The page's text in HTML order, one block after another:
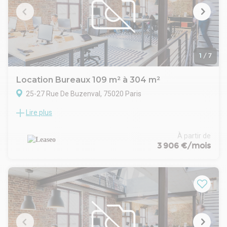
d'informations et une visite rapide !
1 / 7
Location Bureaux 109 m² à 304 m²
25-27 Rue De Buzenval, 75020 Paris
LEASEO vous propose à la location des bureaux traversants,
pas de la place de la Nation. Répartis sur deux niveaux, ces
espaces fonctionnels et facilement modulables offrent un
- Taxe foncière : 26.31 € /m²/an
.- Surface aménager en plusieurs bureaux sur 2 niveaux
(RDC + R+1)
- Locaux traversants, calmes et lumineux
- Plateaux fonctionnels, peu de contraintes porteuses
- Division possible entre le RDC et le R+1
Lire plus
À partir de
3 906 €/mois